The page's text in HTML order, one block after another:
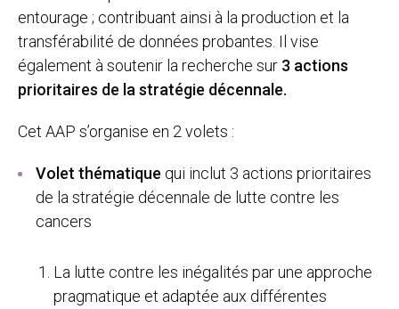
entourage ; contribuant ainsi à la production et la
transférabilité de données probantes. Il vise
également à soutenir la recherche sur 3 actions
prioritaires de la stratégie décennale.
Cet AAP s’organise en 2 volets :
Volet thématique qui inclut 3 actions prioritaires
de la stratégie décennale de lutte contre les
cancers
La lutte contre les inégalités par une approche
pragmatique et adaptée aux différentes